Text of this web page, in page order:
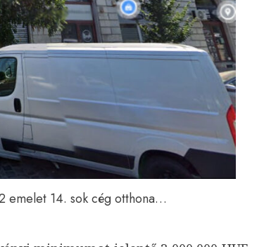
emelet 14. sok cég otthona…